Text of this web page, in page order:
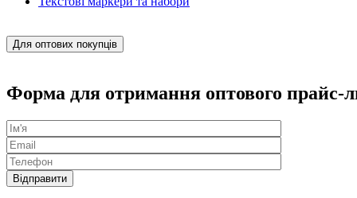
Для оптових покупців
Форма для отримання оптового прайс-